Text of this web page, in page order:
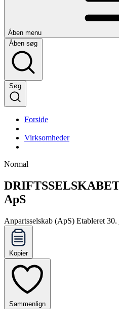
Åben menu
Åben søg
Søg
Forside
Virksomheder
Normal
ApS
Anpartsselskab (ApS) Etableret 30.
Kopier
Sammenlign